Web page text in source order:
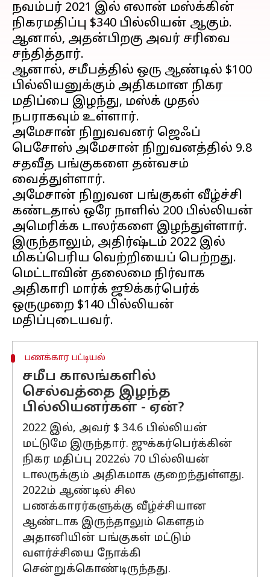
நவம்பர் 2021 இல் எலான் மஸ்க்கின்
நிகரமதிப்பு $340 பில்லியன் ஆகும்.
ஆனால், அதன்பிறகு அவர் சரிவை
சந்தித்தார்.
ஆனால், சமீபத்தில் ஒரு ஆண்டில் $100
பில்லியனுக்கும் அதிகமான நிகர
மதிப்பை இழந்து, மஸ்க் முதல்
நபராகவும் உள்ளார்.
அமேசான் நிறுவவனர் ஜெஃப்
பெசோஸ் அமேசான் நிறுவனத்தில் 9.8
சதவீத பங்குகளை தன்வசம்
வைத்துள்ளார்.
அமேசான் நிறுவன பங்குகள் வீழ்ச்சி
கண்டதால் ஒரே நாளில் 200 பில்லியன்
அமெரிக்க டாலர்களை இழந்துள்ளார்.
இருந்தாலும், அதிர்ஷ்டம் 2022 இல்
மிகப்பெரிய வெற்றியைப் பெற்றது.
மெட்டாவின் தலைமை நிர்வாக
அதிகாரி மார்க் ஜூக்கர்பெர்க்
ஒருமுறை $140 பில்லியன்
பணக்கார பட்டியல்
சமீப காலங்களில்
செல்வத்தை இழந்த
பில்லியனர்கள் - ஏன்?
2022 இல், அவர் $ 34.6 பில்லியன்
மட்டுமே இருந்தார். ஜுக்கர்பெர்க்கின்
நிகர மதிப்பு 2022ல் 70 பில்லியன்
டாலருக்கும் அதிகமாக குறைந்துள்ளது.
2022ம் ஆண்டில் சில
பணக்காரர்களுக்கு வீழ்ச்சியான
ஆண்டாக இருந்தாலும் கெளதம்
அதானியின் பங்குகள் மட்டும்
வளர்ச்சியை நோக்கி
சென்றுக்கொண்டிருந்தது.